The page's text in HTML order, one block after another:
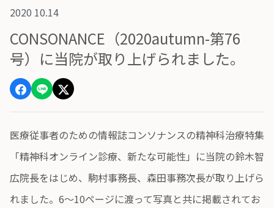
2020 10.14
CONSONANCE（2020autumn-第76
号）に当院が取り上げられました。
医療従事者のための情報誌コンソナンスの精神科治療特集
「精神科オンライン診療、新たな可能性」に当院の鈴木智
広院長をはじめ、駒村事務長、森田事務次長が取り上げら
れました。6～10ページに渡って写真と共に掲載されてお